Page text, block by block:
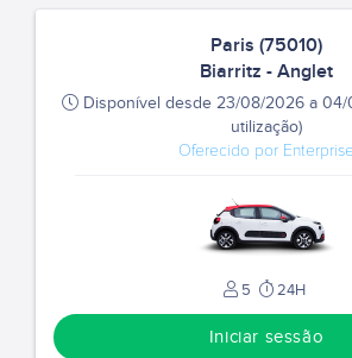
Paris (75010)
Biarritz - Anglet
Disponível desde 23/08/2026 a 04/
utilização)
Oferecido por Enterprise
5 24H
Iniciar sessão